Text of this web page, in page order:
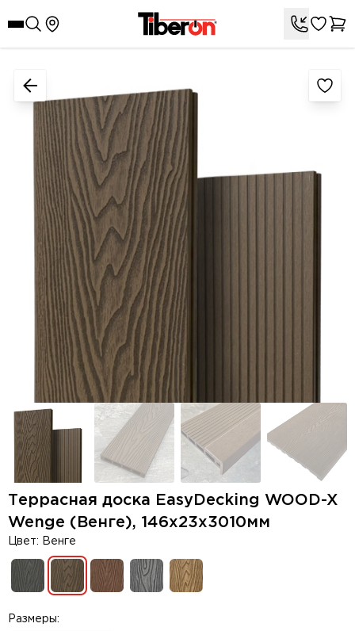
Террасная доска EasyDecking WOOD-X
Wenge (Венге), 146х23х3010мм
Цвет: Венге
Размеры: